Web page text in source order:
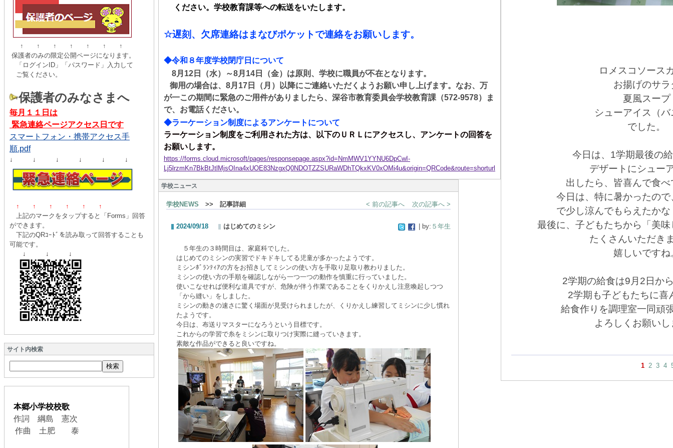
↑ ↑ ↑ ↑ ↑ ↑ ↑
保護者のみの限定公開ページになります。
「ログインID」「パスワード」入力して
ご覧ください。
保護者のみなさまへ
毎月１１日は
緊急連絡ページアクセス日です
スマートフォン・携帯アクセス手
順.pdf
↓ ↓ ↓ ↓ ↓ ↓
↑ ↑ ↑ ↑ ↑ ↑
上記のマークをタップすると「Forms」回答
ができます。
下記のQRｺｰﾄﾞを読み取って回答することも
可能です。
↓ ↓ ↓
サイト内検索
本郷小学校校歌
作詞 綱島 憲次
作曲 土肥 泰
ください。学校教育課等への転送をいたします。
☆遅刻、 欠席連絡はまなびポケットで連絡をお願いします。
◆令和８年度学校閉庁日について
8月 12 日（水）～8月 14 日（金）は原則、学校に職員が不在となります。
御用の場合は、 8月 17 日（月）以降にご連絡いただくようお願い申し上げます。なお、万
が一この期間に緊急のご用件がありましたら、深谷市教育委員会学校教育課（572-9578）ま
で、お電話ください。
◆ラーケーション制度によるアンケートについて
ラーケーション制度をご利用された方は、以下のＵＲＬにアクセスし、アンケートの回答を
お願いします。
https://forms.cloud.microsoft/pages/responsepage.aspx?id=NmMWV1YYNU6DpCwI-
Lj5lrzmKn7BkBtJtlMjsOIna4xUOE83NzgxQ0NDOTZZSURaWDhTQkxKV0xOMi4u&origin=QRCode&route=shorturl
学校ニュース
学校NEWS >> 記事詳細 < 前の記事へ 次の記事へ >
2024/09/18 はじめてのミシン | by: ５年生
５年生の３時間目は、家庭科でした。
はじめてのミシンの実習でドキドキしてる児童が多かったようです。
ミシンﾎﾞﾗﾝﾃｨｱの方をお招きしてミシンの使い方を手取り足取り教わりました。
ミシンの使い方の手順を確認しながら一つ一つの動作を慎重に行っていました。
使いこなせれば便利な道具ですが、危険が伴う作業であることをくりかえし注意喚起しつつ
「から縫い」をしました。
ミシンの動きの速さに驚く場面が見受けられましたが、くりかえし練習してミシンに少し慣れ
たようです。
今日は、布送りマスターになろうという目標です。
これからの学習で糸をミシンに取りつけ実際に縫っていきます。
素敵な作品ができると良いですね。
ロメスコソース
お揚げのサラ
夏風スープ
シューアイス（バ
でした。
今日は、1学期最後の
デザートにシュー
出したら、皆喜んで食
今日は、特に暑かったの
で少し涼んでもらえたか
最後に、子どもたちから「美
たくさんいただき
嬉しいですね
2学期の給食は9月2日か
2学期も子どもたちに喜
給食作りを調理室一同頑
よろしくお願いし
1 2 3 4